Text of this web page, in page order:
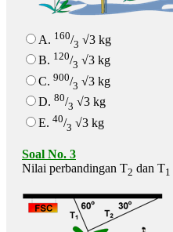
A. 160/3 √3 kg
B. 120/3 √3 kg
C. 900/3 √3 kg
D. 80/3 √3 kg
E. 40/3 √3 kg
Soal No. 3
Nilai perbandingan T2 dan T1